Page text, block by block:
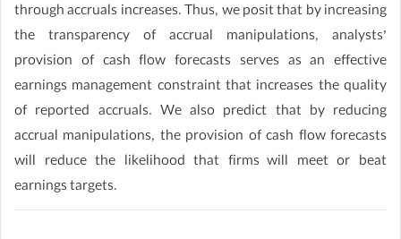
through accruals increases. Thus, we posit that by increasing
the transparency of accrual manipulations, analysts’
provision of cash flow forecasts serves as an effective
earnings management constraint that increases the quality
of reported accruals. We also predict that by reducing
accrual manipulations, the provision of cash flow forecasts
will reduce the likelihood that firms will meet or beat
earnings targets.